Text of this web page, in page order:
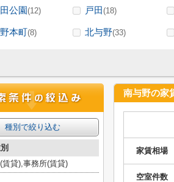
公園(12) 戸田(18)
本町(8) 北与野(33)
南与野の家
家賃相場
空室件数
種別で絞り込む
賃貸),事務所(賃貸)